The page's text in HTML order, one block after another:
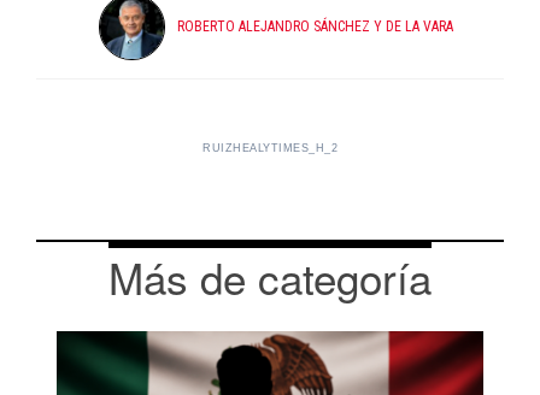
ROBERTO ALEJANDRO SÁNCHEZ Y DE LA VARA
RUIZHEALYTIMES_H_2
Más de categoría